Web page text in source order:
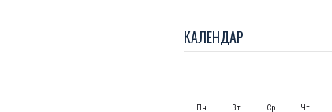
КАЛЕНДАР
Пн Вт Ср Чт